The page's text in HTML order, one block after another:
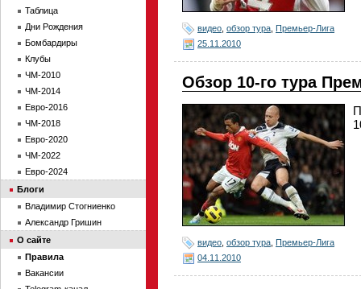
видео обзор тура Премьер-Лига
25.11.2010
Обзор 10-го тура
видео обзор тура Премьер-Лига
04.11.2010
Таблица
Дни Рождения
Бомбардиры
Клубы
ЧМ-2010
ЧМ-2014
Евро-2016
ЧМ-2018
Евро-2020
ЧМ-2022
Евро-2024
Блоги
Владимир Стогниенко
Александр Гришин
О сайте
Правила
Вакансии